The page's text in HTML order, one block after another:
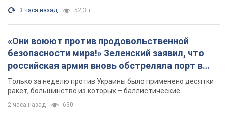
3 часа назад 52,3 т.
«Они воюют против продовольственной
безопасности мира!» Зеленский заявил, что
российская армия вновь обстреляла порт в
Одессе
Только за неделю против Украины было применено десятки
ракет, большинство из которых – баллистические
2 часа назад 630